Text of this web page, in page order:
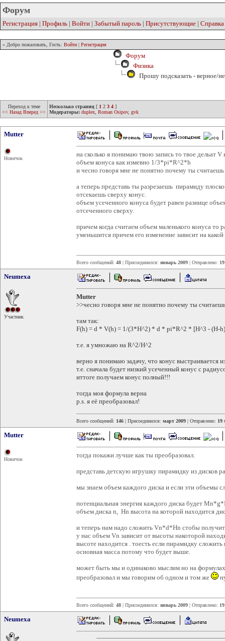
Форум
Регистрация | Профиль | Войти | Забытый пароль | Присутствующие | Справка
» Добро пожаловать, Гость: Войти | Регистрация
Форум
Физика
Прошу подсказать - верное/
Переход к теме
<< Назад Вперед >>
Несколько страниц [ 1 2 3 4 ]
Модераторы: duplex Roman Osipov, gvk
Mutter
Новичок
на сколько я понимаю твою запись то твое дельат V
объем конуса как измевно 1/3*pi*R^2*h
и чесно говоря мне не понятно почему ты
а теперь представь ты разрезаешь пирамиду
отсекаешь сверху конус.
объем усеченного конуса будет равен разнице
отсеченного сверху.
причем когда считаем объем маленького конуса то
уменьшится причем его изменение зависит на
Всего сообщений: 48 | Присоединился: январь 2009 | Отправлено:
Neumexa
Участник
Mutter
>>чесно говоря мне не понятно почему ты
там так:
F(h) = d * V(h) = 1/(3*H^2) * d * pi*R^2 * [H^3 - (H-
т.е. я умножаю на R^2/H^2
верно я понимаю задачу, что конус выстраивается
т.е. сначала будет низкий усеченный конус с
иттоге получаем конус полный!!!
тогда моя формула верна
p.s. я её преобразовал!
Всего сообщений: 146 | Присоединился: март 2009 | Отправлено: 19
Mutter
Новичок
тогда покажи лучше как ты преобразовал.
представь детскую игрушку пирамидку из дисков
мы знаем объем каждого диска и если эти объемы
потенциальная энергия каждого диска будет
объем диска n, Hn высота на которой находится
и теперь нам надо сложить Vn*d*Hn стобы
у нас объем Vn зависит от высоты накоторой
высоте находится . тоесть если пирамидку
основная масса потому что будет выше.
может быть мы и одинаково мыслим но на
преобразовал и мы говорим об одном и том же
Всего сообщений: 48 | Присоединился: январь 2009 | Отправлено:
Neumexa